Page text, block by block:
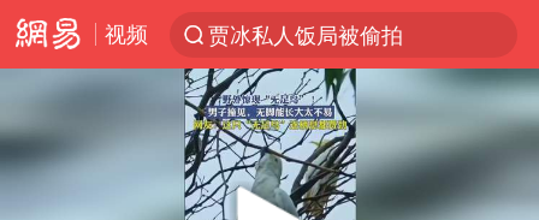
视频
贾冰私人饭局被偷拍
台风“白海豚”登陆 各地各部门全力应对
路虎卫士110 HSE限时降价